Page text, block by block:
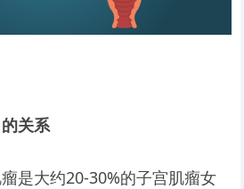
关系
是大约20-30%的子宫肌瘤女